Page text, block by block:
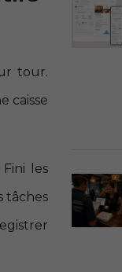
tour.
caisse
les
tâches